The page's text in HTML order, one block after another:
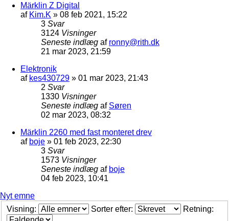
Märklin Z Digital
af Kim.K » 08 feb 2021, 15:22
3 Svar
3124 Visninger
Seneste indlæg af ronny@rith.dk
21 mar 2023, 21:59
Elektronik
af kes430729 » 01 mar 2023, 21:43
2 Svar
1330 Visninger
Seneste indlæg af Søren
02 mar 2023, 08:32
Märklin 2260 med fast monteret drev
af boje » 01 feb 2023, 22:30
3 Svar
1573 Visninger
Seneste indlæg af boje
04 feb 2023, 10:41
Nyt emne
Visning:
Sorter efter: Retning: